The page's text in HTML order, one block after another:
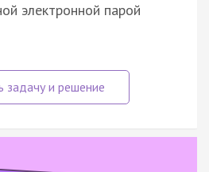
электронной парой